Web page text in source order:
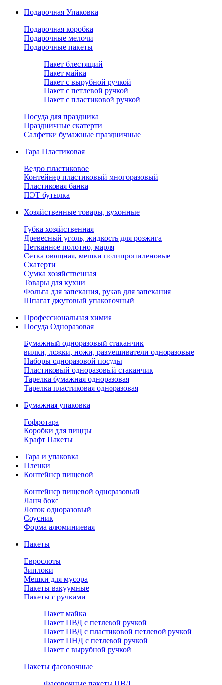
Подарочная Упаковка
Подарочная коробка
Подарочные мелочи
Подарочные пакеты
Пакет блестящий
Пакет майка
Пакет с вырубной ручкой
Пакет с петлевой ручкой
Пакет с пластиковой ручкой
Посуда для праздника
Праздничные скатерти
Салфетки бумажные праздничные
Тара Пластиковая
Ведро пластиковое
Контейнер пластиковый многоразовый
Пластиковая банка
ПЭТ бутылка
Хозяйственные товары, кухонные
Губка хозяйственная
Древесный уголь, жидкость для розжига
Нетканное полотно, марля
Сетка овощная, мешки полипропиленовые
Скатерти
Сумка хозяйственная
Товары для кухни
Фольга для запекания, рукав для запекания
Шпагат джутовый упаковочный
Профессиональная химия
Посуда Одноразовая
Бумажный одноразовый стаканчик
вилки, ложки, ножи, размешиватели одноразовые
Наборы одноразовой посуды
Пластиковый одноразовый стаканчик
Тарелка бумажная одноразовая
Тарелка пластиковая одноразовая
Бумажная упаковка
Гофротара
Коробки для пиццы
Крафт Пакеты
Тара и упаковка
Пленки
Контейнер пищевой
Контейнер пищевой одноразовый
Ланч бокс
Лоток одноразовый
Соусник
Форма алюминиевая
Пакеты
Еврослоты
Зиплоки
Мешки для мусора
Пакеты вакуумные
Пакеты с ручками
Пакет майка
Пакет ПВД с петлевой ручкой
Пакет ПВД с пластиковой петлевой ручкой
Пакет ПНД с петлевой ручкой
Пакет с вырубной ручкой
Пакеты фасовочные
Фасовочные пакеты ПВД